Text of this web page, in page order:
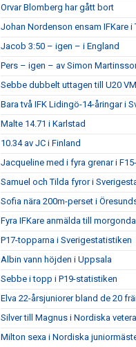
Orvar Blomberg har gått bort
Johan Nordenson ensam IFKare i
Jacob 3:50 – igen – i England
Pers – igen – av Simon
Sebbe dubbelt uttagen till U20 VM
Bara två IFK Lidingö-14-åringar i
Malte 14.71 i Karlstad
10.34 av JC i Finland
Jacqueline med i fyra grenar i
Samuel och Tilda fyror i
Sofia nära 200m-perset i
Fyra IFKare anmälda till
P17-topparna i Sverigestatistiken
Albin vann höjden i Uppsala
Sebbe i topp i P19-statistiken
Elva 22-årsjuniorer bland de 20
Silver till Magnus i Nordiska
Milton sexa i Nordiska